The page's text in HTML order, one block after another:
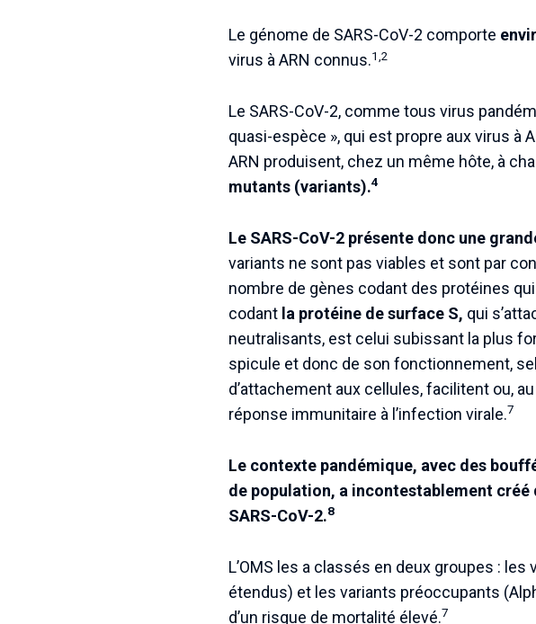
Le génome de SARS-CoV-2 comporte
virus à ARN connus.1,2
Le SARS-CoV-2, comme tous virus
quasi-espèce », qui est propre aux virus à
ARN produisent, chez un même hôte, à
mutants (variants).4
Le SARS-CoV-2 présente donc une
variants ne sont pas viables et sont par
nombre de gènes codant des protéines
codant la protéine de surface S, qui
neutralisants, est celui subissant la plus
spicule et donc de son fonctionnement,
d’attachement aux cellules, facilitent ou,
réponse immunitaire à l’infection virale.7
Le contexte pandémique, avec des
de population, a incontestablement
SARS-CoV-2.8
L’OMS les a classés en deux groupes :
étendus) et les variants préoccupants
d’un risque de mortalité élevé.7